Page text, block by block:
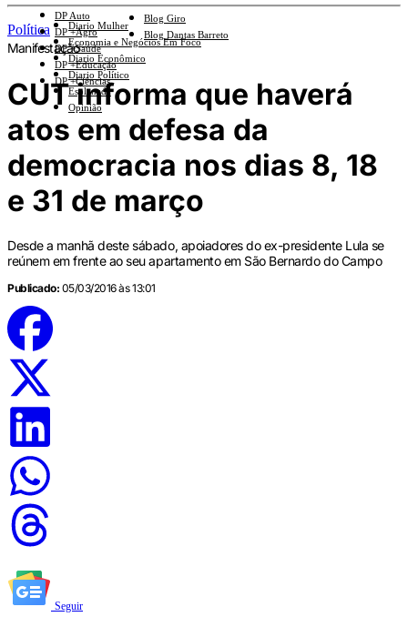
DP Auto
DP +Agro
DP +Saúde
DP +Educação
DP +Ciências
Diario Mulher
Economia e Negócios Em Foco
Diario Econômico
Diario Político
Esplanada
Opinião
Blog Giro
Blog Dantas Barreto
Política
Manifestação
CUT informa que haverá
atos em defesa da
democracia nos dias 8, 18
e 31 de março
Desde a manhã deste sábado, apoiadores do ex-presidente Lula se
reúnem em frente ao seu apartamento em São Bernardo do Campo
Publicado: 05/03/2016 às 13:01
Seguir